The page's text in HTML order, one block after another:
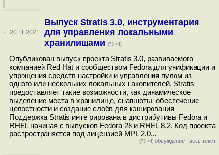
· 20.11.2021
Выпуск Stratis 3.0, инструментария
для управления локальными
хранилищами (73 +4)
Опубликован выпуск проекта Stratis 3.0, развиваемого
компанией Red Hat и сообществом Fedora для унификации и
упрощения средств настройки и управления пулом из
одного или нескольких локальных накопителей. Stratis
предоставляет такие возможности, как динамическое
выделение места в хранилище, снапшоты, обеспечение
целостности и создание слоёв для кэширования.
Поддержка Stratis интегрирована в дистрибутивы Fedora и
RHEL начиная с выпусков Fedora 28 и RHEL 8.2. Код проекта
распространяется под лицензией MPL 2.0...
(73 +4) обсуждение | весь текст